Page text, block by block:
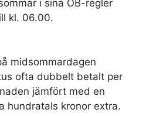
i sina OB-regler
kl. 06.00.
midsommardagen
ofta dubbelt betalt per
jämfört med en
hundratals kronor extra.